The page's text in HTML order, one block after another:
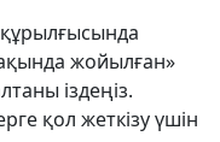
құрылғысында
жойылған»
іздеңіз.
қол жеткізу үшін
Italiano
Svenska